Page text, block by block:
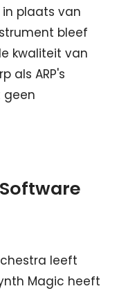
in plaats van
bleef
kwaliteit van
als ARP's
geen
leeft
Magic heeft